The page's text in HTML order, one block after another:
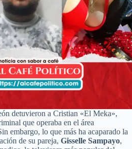
detuvieron a Cristian «El Meka»,
que operaba en el área
embargo, lo que más ha acaparado la
de su pareja, Gisselle Sampayo,